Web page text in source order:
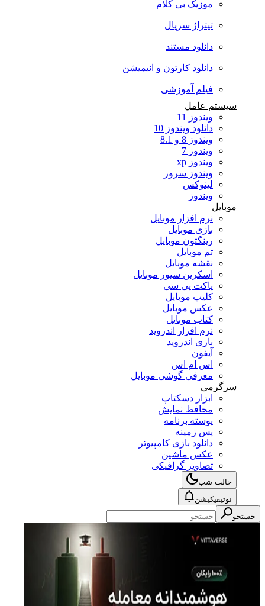
موزیک بی کلام
تیتراژ سریال
دانلود مستند
دانلود کارتون و انیمیشن
فیلم آموزشی
سیستم عامل
ویندوز 11
دانلود ویندوز 10
ویندوز 8 و 8.1
ویندوز 7
ویندوز xp
ویندوز سرور
لینوکس
ویندوز
موبایل
نرم افزار موبایل
بازی موبایل
رینگتون موبایل
تم موبایل
نقشه موبایل
اسکرین سیور موبایل
پاکت پی سی
کلیپ موبایل
عکس موبایل
کتاب موبایل
نرم افزار اندروید
بازی اندروید
آیفون
اس ام اس
معرفی گوشی موبایل
سرگرمی
ابزار دسکتاپ
محافظ نمایش
پوسته برنامه
پس زمینه
دانلود بازی کامپیوتر
عکس ماشین
تصاویر گرافیکی
حالت شب
نوتیفیکیشن
جستجو